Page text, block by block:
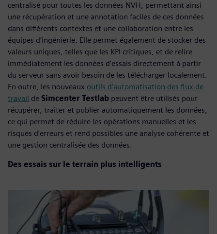
centralisé pour toutes les données NVH, permettant ainsi
une récupération et une annotation faciles de ces données
dans différents contextes et une collaboration entre les
équipes d’ingénierie. Elle permet également de stocker des
valeurs uniques, telles que les KPI critiques, et de relire
immédiatement les données d’essais directement à partir
du serveur sans avoir besoin de les télécharger localement.
En outre, les nouveaux outils d’automatisation des flux de
travail de Simcenter Testlab peuvent être utilisés pour
récupérer, traiter et publier automatiquement les données,
ce qui permet de réduire les opérations manuelles et les
risques d’erreurs et rend possibles une analyse cohérente et
une gestion centralisée des données.
Des essais sur le terrain plus intelligents